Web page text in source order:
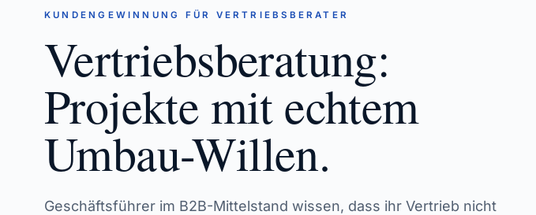
KUNDENGEWINNUNG FÜR VERTRIEBSBERATER
Vertriebsberatung:
Projekte mit echtem
Umbau-Willen.
Geschäftsführer im B2B-Mittelstand wissen, dass ihr Vertrieb nicht